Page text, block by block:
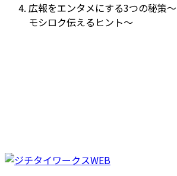
広報をエンタメにする3つの秘策
モシロク伝えるヒント～